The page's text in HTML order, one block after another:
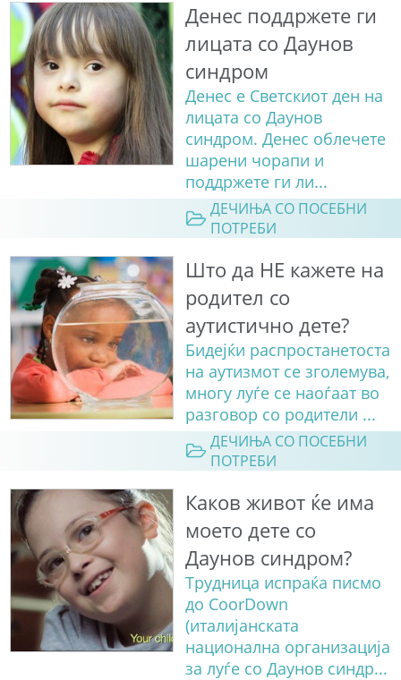
Денес поддржете ги
лицата со Даунов
синдром
Денес е Светскиот ден на
лицата со Даунов
синдром. Денес облечете
шарени чорапи и
поддржете ги ли...
ДЕЧИЊА СО ПОСЕБНИ
ПОТРЕБИ
Што да НЕ кажете на
родител со
аутистично дете?
Бидејќи распрoстанетоста
на аутизмот се зголемува,
многу луѓе се наоѓаат во
разговор со родители ...
ДЕЧИЊА СО ПОСЕБНИ
ПОТРЕБИ
Каков живот ќе има
моето дете со
Даунов синдром?
Трудница испраќа писмо
до CoorDown
(италијанската
национална организација
за луѓе со Даунов синдр...